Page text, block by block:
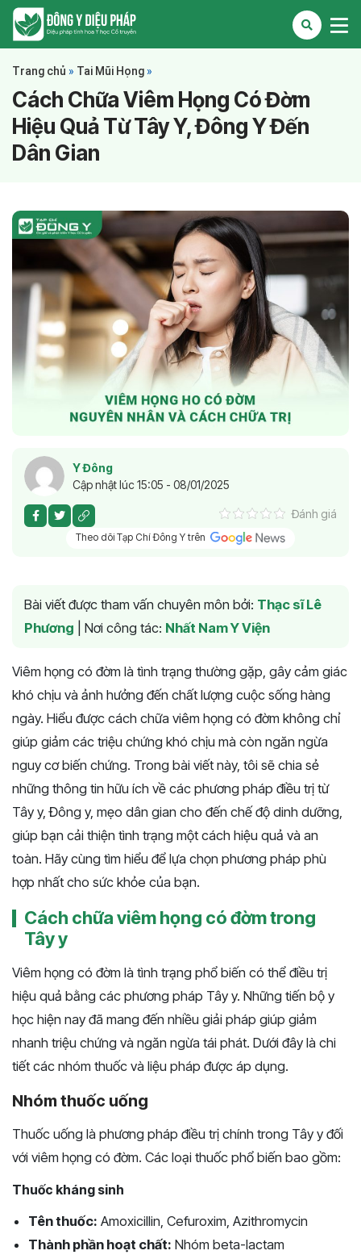
Trang chủ » Tai Mũi Họng »
Cách Chữa Viêm Họng Có Đờm
Hiệu Quả Từ Tây Y, Đông Y Đến
Dân Gian
Y Đông
Cập nhật lúc 15:05 - 08/01/2025
Đánh giá
Theo dõi Tạp Chí Đông Y trên
Bài viết được tham vấn chuyên môn bởi: Thạc sĩ Lê
Phương
Nơi công tác: Nhất Nam Y Viện
Viêm họng có đờm là tình trạng thường gặp, gây cảm giác
khó chịu và ảnh hưởng đến chất lượng cuộc sống hàng
ngày. Hiểu được cách chữa viêm họng có đờm không chỉ
giúp giảm các triệu chứng khó chịu mà còn ngăn ngừa
nguy cơ biến chứng. Trong bài viết này, tôi sẽ chia sẻ
những thông tin hữu ích về các phương pháp điều trị từ
Tây y, Đông y, mẹo dân gian cho đến chế độ dinh dưỡng,
giúp bạn cải thiện tình trạng một cách hiệu quả và an
toàn. Hãy cùng tìm hiểu để lựa chọn phương pháp phù
hợp nhất cho sức khỏe của bạn.
Cách chữa viêm họng có đờm trong
Tây y
Viêm họng có đờm là tình trạng phổ biến có thể điều trị
hiệu quả bằng các phương pháp Tây y. Những tiến bộ y
học hiện nay đã mang đến nhiều giải pháp giúp giảm
nhanh triệu chứng và ngăn ngừa tái phát. Dưới đây là chi
tiết các nhóm thuốc và liệu pháp được áp dụng.
Nhóm thuốc uống
Thuốc uống là phương pháp điều trị chính trong Tây y đối
với viêm họng có đờm. Các loại thuốc phổ biến bao gồm:
Thuốc kháng sinh
Tên thuốc: Amoxicillin, Cefuroxim, Azithromycin
Thành phần hoạt chất: Nhóm beta-lactam